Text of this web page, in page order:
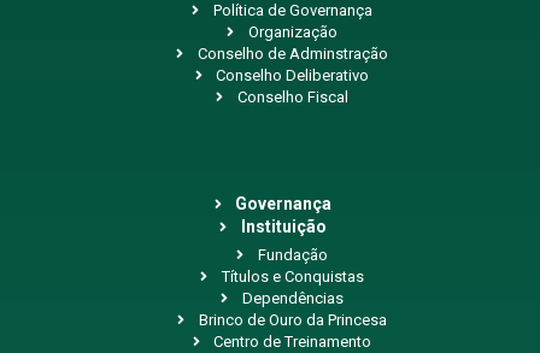
Política de Governança
Organização
Conselho de Adminstração
Conselho Deliberativo
Conselho Fiscal
Governança
Instituição
Fundação
Títulos e Conquistas
Dependências
Brinco de Ouro da Princesa
Centro de Treinamento